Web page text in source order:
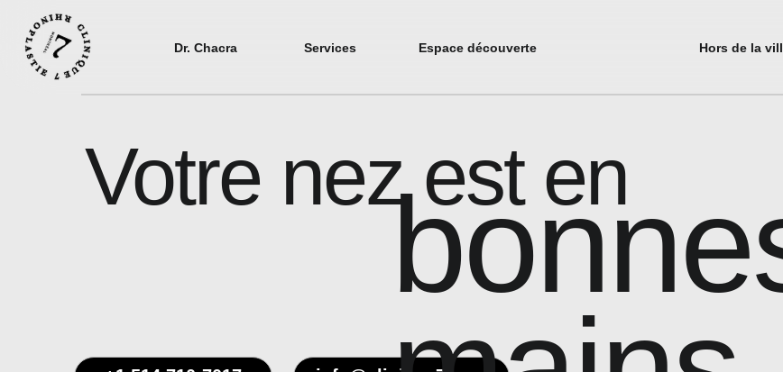
Hors de la
Espace découverte
Services
Dr. Chacra
Votre nez est en